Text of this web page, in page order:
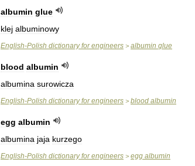
albumin glue
klej albuminowy
English-Polish dictionary for engineers > albumin glue
blood albumin
albumina surowicza
English-Polish dictionary for engineers > blood albumin
egg albumin
albumina jaja kurzego
English-Polish dictionary for engineers > egg albumin